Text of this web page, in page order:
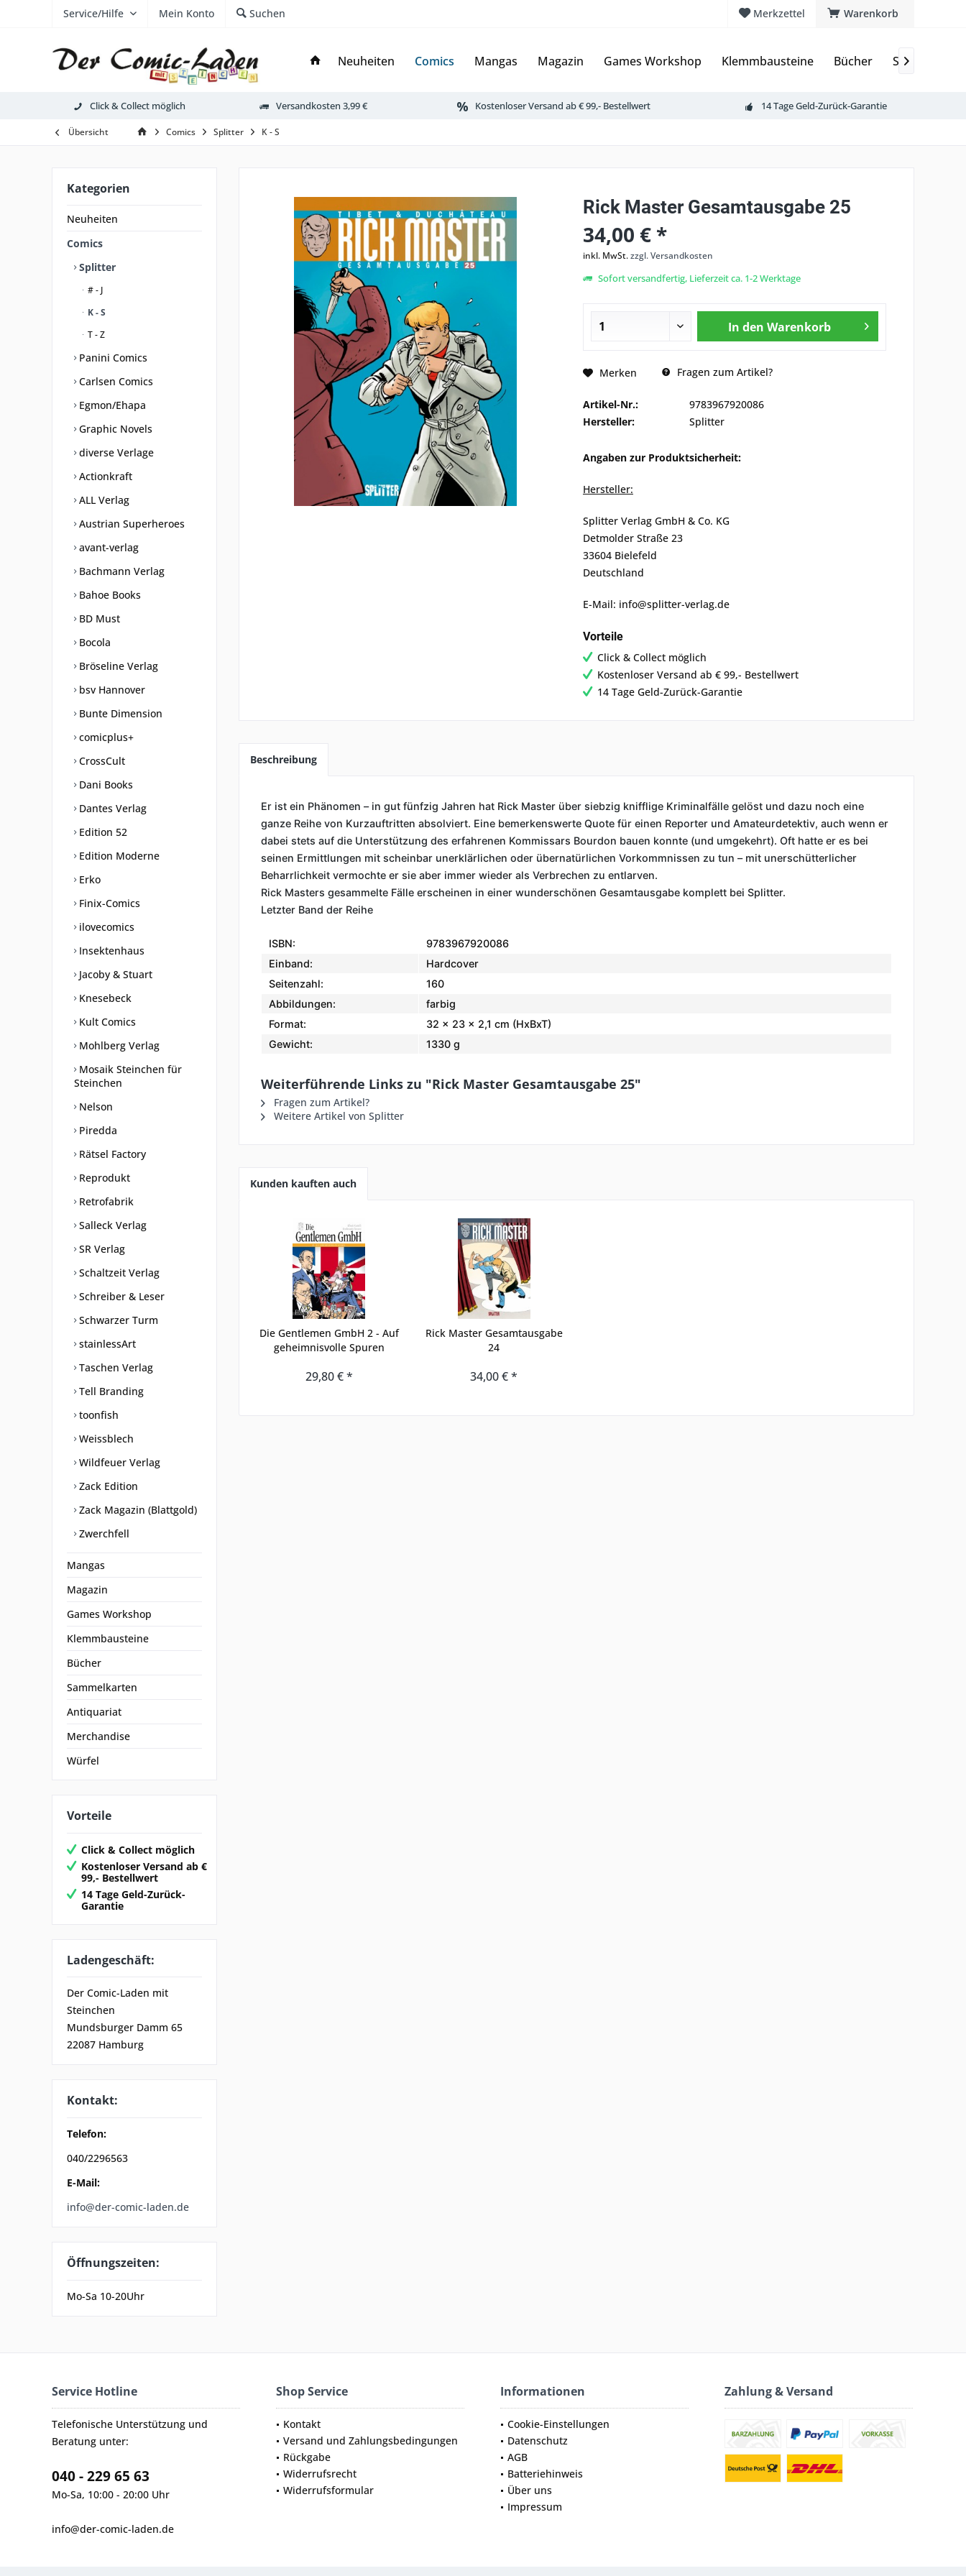
Warenkorb
Merkzettel
Service/Hilfe Mein Konto Suchen
Neuheiten Comics Mangas Magazin Games Workshop Klemmbausteine Bücher 
Click & Collect möglich Versandkosten 3,99 € Kostenloser Versand ab € 99,- Bestellwert 14 Tage Geld-Zurück-Garantie
Übersicht Comics Splitter K - S
Kategorien
Neuheiten
Comics
Splitter
# - J
K - S
T - Z
Panini Comics
Carlsen Comics
Egmon/Ehapa
Graphic Novels
diverse Verlage
Actionkraft
ALL Verlag
Austrian Superheroes
avant-verlag
Bachmann Verlag
Bahoe Books
BD Must
Bocola
Bröseline Verlag
bsv Hannover
Bunte Dimension
comicplus+
CrossCult
Dani Books
Dantes Verlag
Edition 52
Edition Moderne
Erko
Finix-Comics
ilovecomics
Insektenhaus
Jacoby & Stuart
Knesebeck
Kult Comics
Mohlberg Verlag
Mosaik Steinchen für
Steinchen
Nelson
Piredda
Rätsel Factory
Reprodukt
Retrofabrik
Salleck Verlag
SR Verlag
Schaltzeit Verlag
Schreiber & Leser
Schwarzer Turm
stainlessArt
Taschen Verlag
Tell Branding
toonfish
Weissblech
Wildfeuer Verlag
Zack Edition
Zack Magazin (Blattgold)
Zwerchfell
Mangas
Magazin
Games Workshop
Klemmbausteine
Bücher
Sammelkarten
Antiquariat
Merchandise
Würfel
Vorteile
Click & Collect möglich
Kostenloser Versand ab €
99,- Bestellwert
14 Tage Geld-Zurück-
Garantie
Ladengeschäft:
Der Comic-Laden mit
Steinchen
Mundsburger Damm 65
22087 Hamburg
Kontakt:
Telefon:
040/2296563
E-Mail:
info@der-comic-laden.de
Öffnungszeiten:
Mo-Sa 10-20Uhr
Rick Master Gesamtausgabe 25
34,00 € *
inkl. MwSt.zzgl. Versandkosten
Sofort versandfertig, Lieferzeit ca. 1-2 Werktage
In den Warenkorb
Merken Fragen zum Artikel?
Artikel-Nr.:
9783967920086
Hersteller:
Splitter
Angaben zur Produktsicherheit:
Hersteller:
Splitter Verlag GmbH & Co. KG
Detmolder Straße 23
33604 Bielefeld
Deutschland
E-Mail: info@splitter-verlag.de
Vorteile
Click & Collect möglich
Kostenloser Versand ab € 99,- Bestellwert
14 Tage Geld-Zurück-Garantie
Beschreibung
Er ist ein Phänomen – in gut fünfzig Jahren hat Rick Master über siebzig knifflige Kriminalfälle gelöst und dazu noch eine
ganze Reihe von Kurzauftritten absolviert. Eine bemerkenswerte Quote für einen Reporter und Amateurdetektiv, auch wenn er
dabei stets auf die Unterstützung des erfahrenen Kommissars Bourdon bauen konnte (und umgekehrt). Oft hatte er es bei
seinen Ermittlungen mit scheinbar unerklärlichen oder übernatürlichen Vorkommnissen zu tun – mit unerschütterlicher
Beharrlichkeit vermochte er sie aber immer wieder als Verbrechen zu entlarven.
Rick Masters gesammelte Fälle erscheinen in einer wunderschönen Gesamtausgabe komplett bei Splitter.
Letzter Band der Reihe
ISBN:
9783967920086
Einband:
Hardcover
Seitenzahl:
160
Abbildungen:
farbig
Format:
32 x 23 x 2,1 cm (HxBxT)
Gewicht:
1330 g
Weiterführende Links zu "Rick Master Gesamtausgabe 25"
Fragen zum Artikel?
Weitere Artikel von Splitter
Kunden kauften auch
Die Gentlemen GmbH 2 - Auf
geheimnisvolle Spuren
29,80 € *
Rick Master Gesamtausgabe
24
34,00 € *
Service Hotline
Telefonische Unterstützung und
Beratung unter:
040 - 229 65 63
Mo-Sa, 10:00 - 20:00 Uhr
info@der-comic-laden.de
Shop Service
Kontakt
Versand und Zahlungsbedingungen
Rückgabe
Widerrufsrecht
Widerrufsformular
Informationen
Cookie-Einstellungen
Datenschutz
AGB
Batteriehinweis
Über uns
Impressum
Zahlung & Versand